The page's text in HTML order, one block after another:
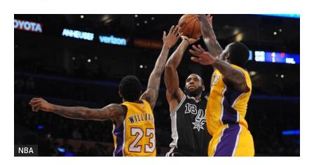
NBA